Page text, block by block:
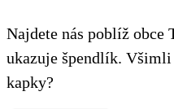
Najdete nás poblíž obce
ukazuje špendlík.
kapky?